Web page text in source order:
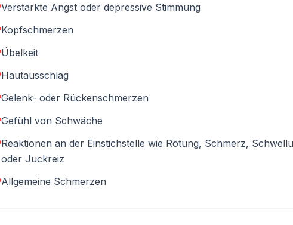
Verstärkte Angst oder depressive Stimmung
Kopfschmerzen
Übelkeit
Hautausschlag
Gelenk- oder Rückenschmerzen
Gefühl von Schwäche
Reaktionen an der Einstichstelle wie Rötung, Schmerz,
oder Juckreiz
Allgemeine Schmerzen